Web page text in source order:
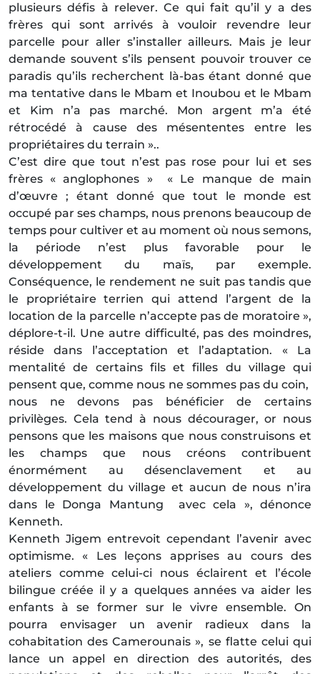
plusieurs défis à relever. Ce qui fait qu’il y a des
frères qui sont arrivés à vouloir revendre leur
parcelle pour aller s’installer ailleurs. Mais je leur
demande souvent s’ils pensent pouvoir trouver ce
paradis qu’ils recherchent là-bas étant donné que
ma tentative dans le Mbam et Inoubou et le Mbam
et Kim n’a pas marché. Mon argent m’a été
rétrocédé à cause des mésententes entre les
propriétaires du terrain »..
C’est dire que tout n’est pas rose pour lui et ses
frères « anglophones » « Le manque de main
d’œuvre ; étant donné que tout le monde est
occupé par ses champs, nous prenons beaucoup de
temps pour cultiver et au moment où nous semons,
la période n’est plus favorable pour le
développement du maïs, par exemple.
Conséquence, le rendement ne suit pas tandis que
le propriétaire terrien qui attend l’argent de la
location de la parcelle n’accepte pas de moratoire »,
déplore-t-il. Une autre difficulté, pas des moindres,
réside dans l’acceptation et l’adaptation. « La
mentalité de certains fils et filles du village qui
pensent que, comme nous ne sommes pas du coin,
nous ne devons pas bénéficier de certains
privilèges. Cela tend à nous décourager, or nous
pensons que les maisons que nous construisons et
les champs que nous créons contribuent
énormément au désenclavement et au
développement du village et aucun de nous n’ira
dans le Donga Mantung avec cela », dénonce
Kenneth.
Kenneth Jigem entrevoit cependant l’avenir avec
optimisme. « Les leçons apprises au cours des
ateliers comme celui-ci nous éclairent et l’école
bilingue créée il y a quelques années va aider les
enfants à se former sur le vivre ensemble. On
pourra envisager un avenir radieux dans la
cohabitation des Camerounais », se flatte celui qui
lance un appel en direction des autorités, des